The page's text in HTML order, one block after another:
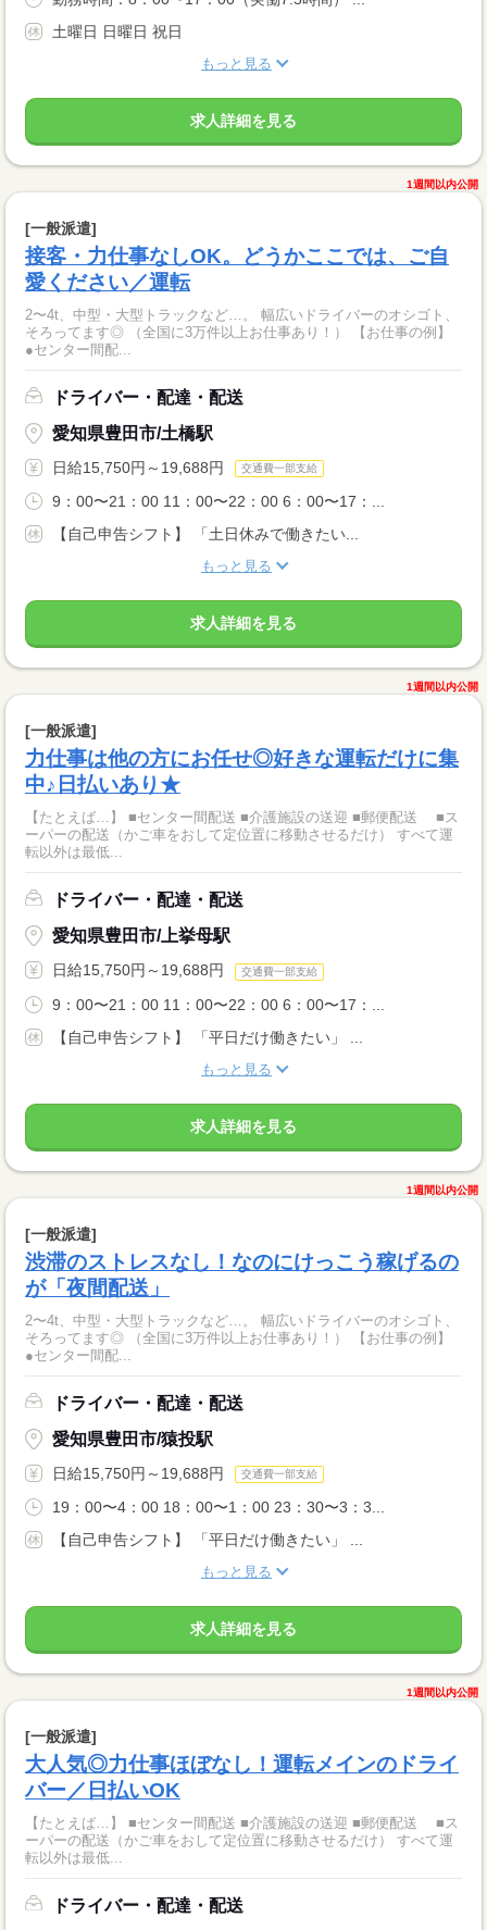
土曜日 日曜日 祝日
もっと見る
求人詳細を見る
1週間以内公開
[一般派遣]
接客・力仕事なしOK。どうかここでは、ご自
愛ください／運転
2〜4t、中型・大型トラックなど…。 幅広いドライバーのオシゴト、
そろってます◎ （全国に3万件以上お仕事あり！） 【お仕事の例】
●センター間配...
ドライバー・配達・配送
愛知県豊田市/土橋駅
日給15,750円～19,688円 交通費一部支給
9：00〜21：00 11：00〜22：00 6：00〜17：...
【自己申告シフト】 「土日休みで働きたい...
もっと見る
求人詳細を見る
1週間以内公開
[一般派遣]
力仕事は他の方にお任せ◎好きな運転だけに集
中♪日払いあり★
【たとえば…】 ■センター間配送 ■介護施設の送迎 ■郵便配送 ■ス
ーパーの配送（かご車をおして定位置に移動させるだけ） すべて運
転以外は最低...
ドライバー・配達・配送
愛知県豊田市/上挙母駅
日給15,750円～19,688円 交通費一部支給
9：00〜21：00 11：00〜22：00 6：00〜17：...
【自己申告シフト】 「平日だけ働きたい」 ...
もっと見る
求人詳細を見る
1週間以内公開
[一般派遣]
渋滞のストレスなし！なのにけっこう稼げるの
が「夜間配送」
2〜4t、中型・大型トラックなど…。 幅広いドライバーのオシゴト、
そろってます◎ （全国に3万件以上お仕事あり！） 【お仕事の例】
●センター間配...
ドライバー・配達・配送
愛知県豊田市/猿投駅
日給15,750円～19,688円 交通費一部支給
19：00〜4：00 18：00〜1：00 23：30〜3：3...
【自己申告シフト】 「平日だけ働きたい」 ...
もっと見る
求人詳細を見る
1週間以内公開
[一般派遣]
大人気◎力仕事ほぼなし！運転メインのドライ
バー／日払いOK
【たとえば…】 ■センター間配送 ■介護施設の送迎 ■郵便配送 ■ス
ーパーの配送（かご車をおして定位置に移動させるだけ） すべて運
転以外は最低...
ドライバー・配達・配送